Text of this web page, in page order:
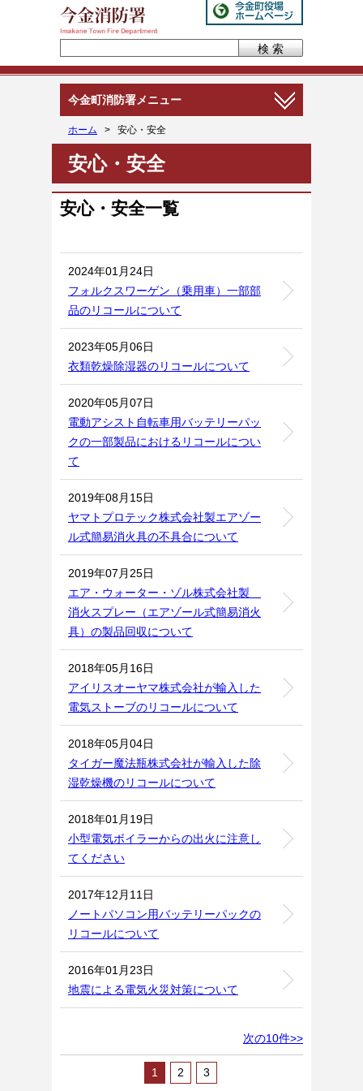
今金町消防署メニュー
ホーム > 安心・安全
安心・安全
安心・安全一覧
2024年01月24日
フォルクスワーゲン（乗用車）一部部
品のリコールについて
2023年05月06日
衣類乾燥除湿器のリコールについて
2020年05月07日
電動アシスト自転車用バッテリーパッ
クの一部製品におけるリコールについ
て
2019年08月15日
ヤマトプロテック株式会社製エアゾー
ル式簡易消火具の不具合について
2019年07月25日
エア・ウォーター・ゾル株式会社製
消火スプレー（エアゾール式簡易消火
具）の製品回収について
2018年05月16日
アイリスオーヤマ株式会社が輸入した
電気ストーブのリコールについて
2018年05月04日
タイガー魔法瓶株式会社が輸入した除
湿乾燥機のリコールについて
2018年01月19日
小型電気ボイラーからの出火に注意し
てください
2017年12月11日
ノートパソコン用バッテリーパックの
リコールについて
2016年01月23日
地震による電気火災対策について
1 2 3
次の10件>>